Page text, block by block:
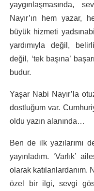
yaygınlaşmasında,
Nayır’ın hem yazar,
büyük hizmeti
yardımıyla değil,
değil, ‘tek başına’
budur.
Yaşar Nabi Nayır’la
dostluğum var.
oldu yazın alanında…
Ben de ilk yazılarımı
yayınladım. ‘Varlık’
olarak katılanlardanım.
özel bir ilgi, sevgi